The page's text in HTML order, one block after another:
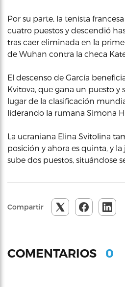
Por su parte, la tenista
cuatro puestos y descendió
tras caer eliminada en la
de Wuhan contra la checa
El descenso de García
Kvitova, que gana un puesto y
lugar de la clasificación
liderando la rumana Simona
La ucraniana Elina Svitolina
posición y ahora es quinta, y
sube dos puestos, situándose
Compartir
COMENTARIOS 0